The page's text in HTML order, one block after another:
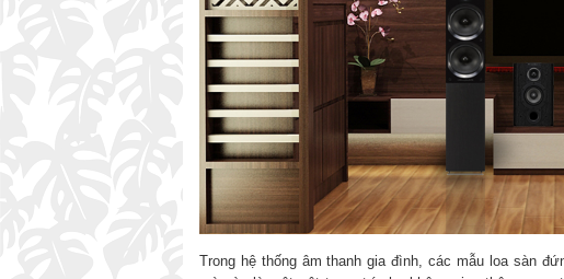
Trong hệ thống âm thanh gia đình, các mẫu loa sàn